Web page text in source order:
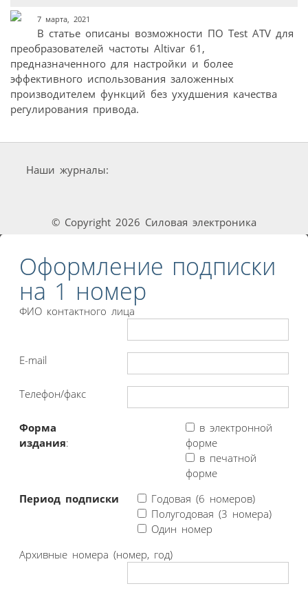
7 марта, 2021
В статье описаны возможности ПО Test ATV для
преобразователей частоты Altivar 61,
предназначенного для настройки и более
эффективного использования заложенных
производителем функций без ухудшения качества
регулирования привода.
Наши журналы:
© Copyright 2026 Силовая электроника
Оформление подписки
на 1 номер
ФИО контактного лица
E-mail
Телефон/факс
Форма
издания:
в электронной
форме
в печатной
форме
Период подписки
Годовая (6 номеров)
Полугодовая (3 номера)
Один номер
Архивные номера (номер, год)